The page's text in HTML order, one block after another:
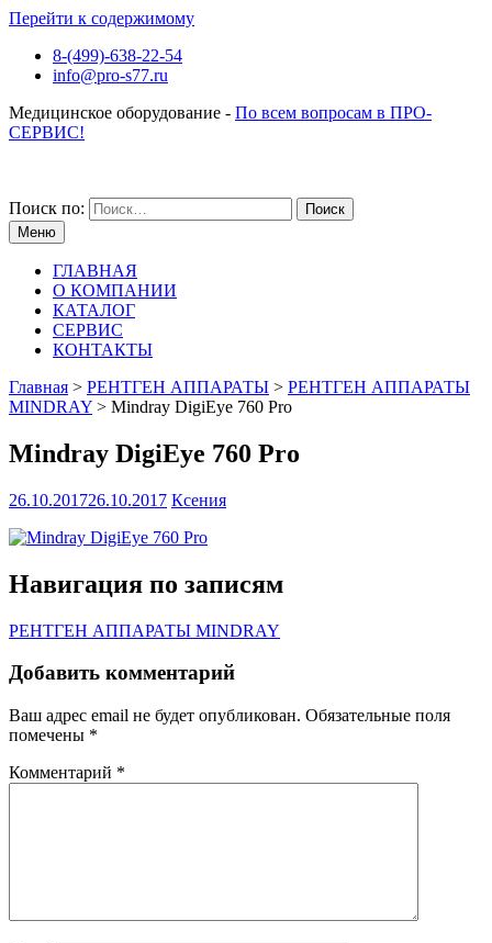
Перейти к содержимому
8-(499)-638-22-54
info@pro-s77.ru
Медицинское оборудование - По всем вопросам в ПРО-
СЕРВИС!
Поиск по:
Меню
ГЛАВНАЯ
О КОМПАНИИ
КАТАЛОГ
СЕРВИС
КОНТАКТЫ
Главная > РЕНТГЕН АППАРАТЫ > РЕНТГЕН АППАРАТЫ
MINDRAY > Mindray DigiEye 760 Pro
Mindray DigiEye 760 Pro
26.10.201726.10.2017 Ксения
Навигация по записям
РЕНТГЕН АППАРАТЫ MINDRAY
Добавить комментарий
Ваш адрес email не будет опубликован. Обязательные поля
помечены *
Комментарий *